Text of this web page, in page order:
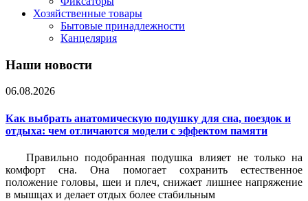
Хозяйственные товары
Бытовые принадлежности
Канцелярия
Наши новости
06.08.2026
Как выбрать анатомическую подушку для сна, поездок и
отдыха: чем отличаются модели с эффектом памяти
Правильно подобранная подушка влияет не только на
комфорт сна. Она помогает сохранить естественное
положение головы, шеи и плеч, снижает лишнее напряжение
в мышцах и делает отдых более стабильным